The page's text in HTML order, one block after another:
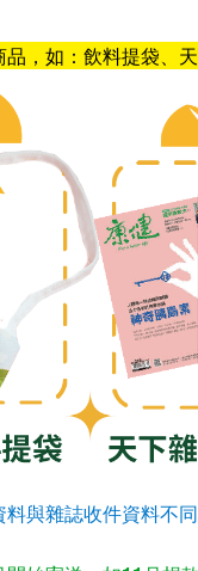
，如：飲料提袋、
與雜誌收件資料不